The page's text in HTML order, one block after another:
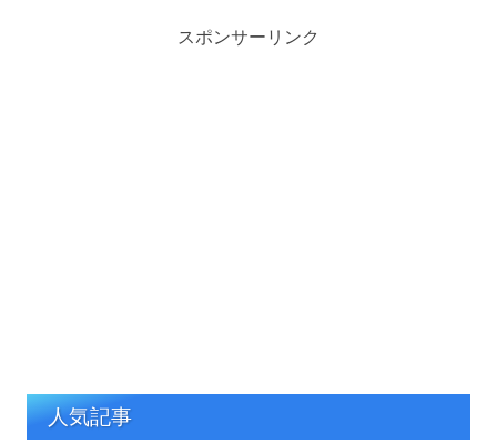
スポンサーリンク
人気記事